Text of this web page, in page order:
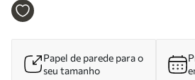
imitação de uma pintura Nr.
Papel de parede para o
seu tamanho